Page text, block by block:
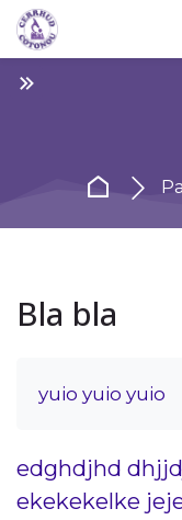
Skip to navigation
Skip to login form
Passer au
Skip to footer
Bla bla
yuio yuio yuio
edghdjhd
ekekekelke